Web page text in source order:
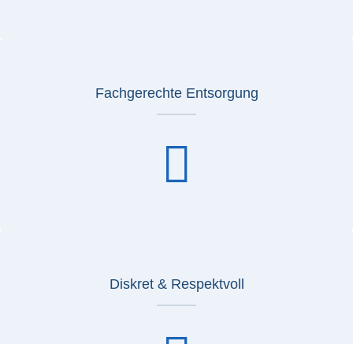
Fachgerechte Entsorgung
Diskret & Respektvoll